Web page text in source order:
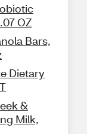
OZ
Bars,
Dietary
&
Milk,